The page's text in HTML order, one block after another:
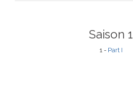
Saison 1
1 - Part I